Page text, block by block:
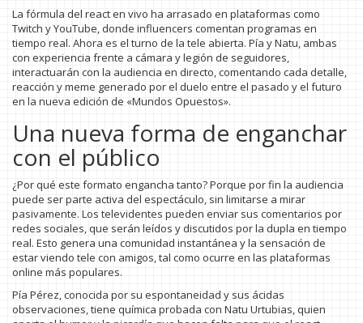
La fórmula del react en vivo ha arrasado en plataformas como
Twitch y YouTube, donde influencers comentan programas en
tiempo real. Ahora es el turno de la tele abierta. Pía y Natu, ambas
con experiencia frente a cámara y legión de seguidores,
interactuarán con la audiencia en directo, comentando cada detalle,
reacción y meme generado por el duelo entre el pasado y el futuro
en la nueva edición de «Mundos Opuestos».
Una nueva forma de enganchar
con el público
¿Por qué este formato engancha tanto? Porque por fin la audiencia
puede ser parte activa del espectáculo, sin limitarse a mirar
pasivamente. Los televidentes pueden enviar sus comentarios por
redes sociales, que serán leídos y discutidos por la dupla en tiempo
real. Esto genera una comunidad instantánea y la sensación de
estar viendo tele con amigos, tal como ocurre en las plataformas
online más populares.
Pía Pérez, conocida por su espontaneidad y sus ácidas
observaciones, tiene química probada con Natu Urtubias, quien